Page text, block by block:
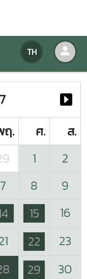
TH
ยงาน
ฤ. ศ.
ส.
1
2
7 8
9
15
16
22
23
29
30